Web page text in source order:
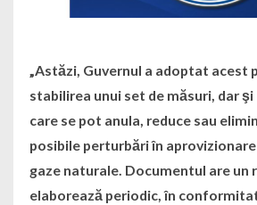
„Astăzi, Guvernul a adoptat acest
stabilirea unui set de măsuri, dar
care se pot anula, reduce sau
posibile perturbări în
gaze naturale. Documentul are un
elaborează periodic, în